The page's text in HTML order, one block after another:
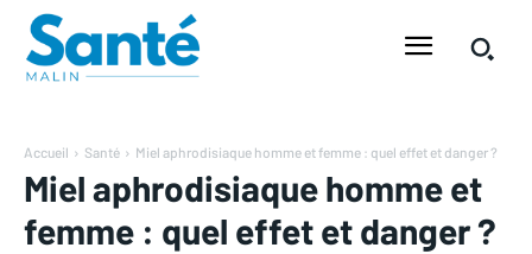
Accueil Santé Miel aphrodisiaque homme et femme : quel effet et danger ?
Miel aphrodisiaque homme et
femme : quel effet et danger ?